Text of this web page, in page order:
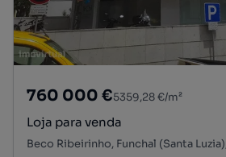
760 000 €5359,28 €/m²
Loja para venda